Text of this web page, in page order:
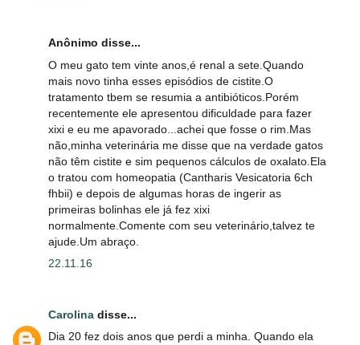
Anônimo disse...
O meu gato tem vinte anos,é renal a sete.Quando
mais novo tinha esses episódios de cistite.O
tratamento tbem se resumia a antibióticos.Porém
recentemente ele apresentou dificuldade para fazer
xixi e eu me apavorado...achei que fosse o rim.Mas
não,minha veterinária me disse que na verdade gatos
não têm cistite e sim pequenos cálculos de oxalato.Ela
o tratou com homeopatia (Cantharis Vesicatoria 6ch
fhbii) e depois de algumas horas de ingerir as
primeiras bolinhas ele já fez xixi
normalmente.Comente com seu veterinário,talvez te
ajude.Um abraço.
22.11.16
Carolina disse...
Dia 20 fez dois anos que perdi a minha. Quando ela